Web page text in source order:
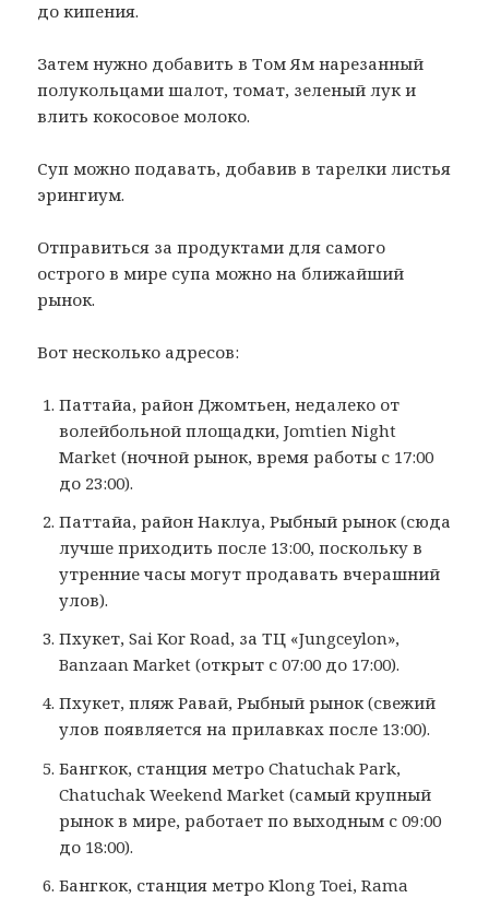
до кипения.
Затем нужно добавить в Том Ям нарезанный
полукольцами шалот, томат, зеленый лук и
влить кокосовое молоко.
Суп можно подавать, добавив в тарелки листья
эрингиум.
Отправиться за продуктами для самого
острого в мире супа можно на ближайший
рынок.
Вот несколько адресов:
Паттайа, район Джомтьен, недалеко от
волейбольной площадки, Jomtien Night
Market (ночной рынок, время работы с 17:00
до 23:00).
Паттайа, район Наклуа, Рыбный рынок (сюда
лучше приходить после 13:00, поскольку в
утренние часы могут продавать вчерашний
улов).
Пхукет, Sai Kor Road, за ТЦ «Jungceylon»,
Banzaan Market (открыт с 07:00 до 17:00).
Пхукет, пляж Равай, Рыбный рынок (свежий
улов появляется на прилавках после 13:00).
Бангкок, станция метро Chatuchak Park,
Chatuchak Weekend Market (самый крупный
рынок в мире, работает по выходным с 09:00
до 18:00).
Бангкок, станция метро Klong Toei, Rama